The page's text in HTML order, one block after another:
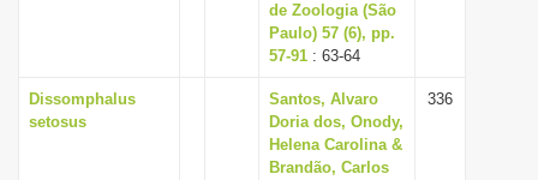
de Zoologia (São
Paulo) 57 (6), pp.
57-91 : 63-64
Dissomphalus
setosus
Santos, Alvaro
Doria dos, Onody,
Helena Carolina &
Brandão, Carlos
336